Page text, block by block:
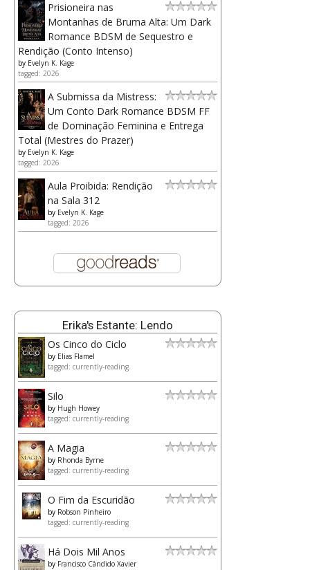
Prisioneira nas
Montanhas de Bruma Alta: Um Dark
Romance BDSM de Sequestro e
Rendição (Conto Intenso)
by Evelyn K. Kage
tagged: 2026
A Submissa da Mistress:
Um Conto Dark Romance BDSM FF
de Dominação Feminina e Entrega
Total (Mestres do Prazer)
by Evelyn K. Kage
tagged: 2026
Aula Proibida: Rendição
na Sala 312
by Evelyn K. Kage
tagged: 2026
Erika's Estante: Lendo
Os Cinco do Ciclo
by Elias Flamel
tagged: currently-reading
Silo
by Hugh Howey
tagged: currently-reading
A Magia
by Rhonda Byrne
tagged: currently-reading
O Fim da Escuridão
by Robson Pinheiro
tagged: currently-reading
Há Dois Mil Anos
by Francisco Cândido Xavier